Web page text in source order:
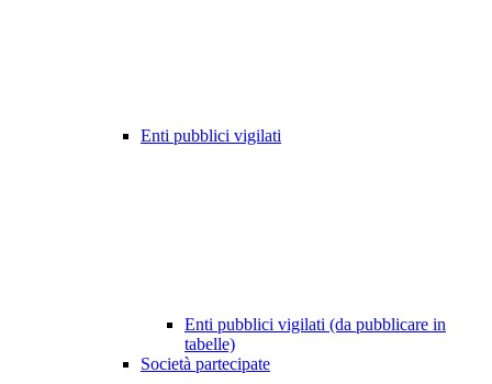
Enti pubblici vigilati
Enti pubblici vigilati (da pubblicare in
tabelle)
Società partecipate